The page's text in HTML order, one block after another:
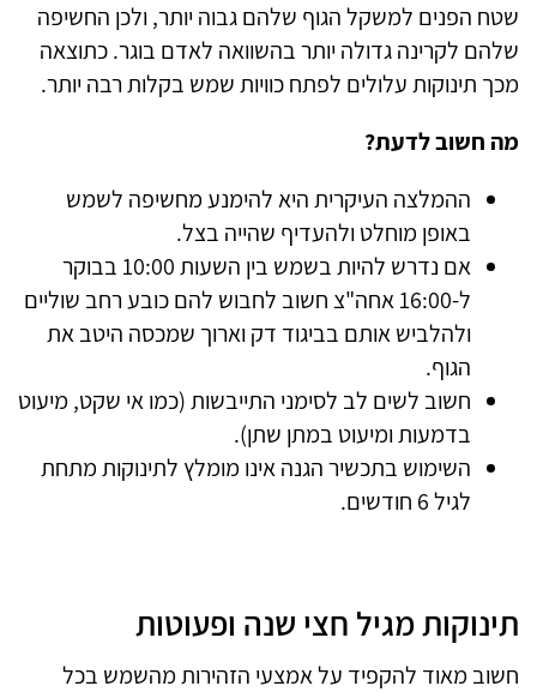
שטח הפנים למשקל הגוף שלהם גבוה יותר, ולכן החשיפה
שלהם לקרינה גדולה יותר בהשוואה לאדם בוגר. כתוצאה
מכך תינוקות עלולים לפתח כוויות שמש בקלות רבה יותר.
מה חשוב לדעת?
ההמלצה העיקרית היא להימנע מחשיפה לשמש
באופן מוחלט ולהעדיף שהייה בצל.
אם נדרש להיות בשמש בין השעות 10:00 בבוקר
ל-16:00 אחה"צ חשוב לחבוש להם כובע רחב שוליים
ולהלביש אותם בביגוד דק וארוך שמכסה היטב את
הגוף.
חשוב לשים לב לסימני התייבשות (כמו אי שקט, מיעוט
בדמעות ומיעוט במתן שתן).
השימוש בתכשיר הגנה אינו מומלץ לתינוקות מתחת
לגיל 6 חודשים.
תינוקות מגיל חצי שנה ופעוטות
חשוב מאוד להקפיד על אמצעי הזהירות מהשמש בכל